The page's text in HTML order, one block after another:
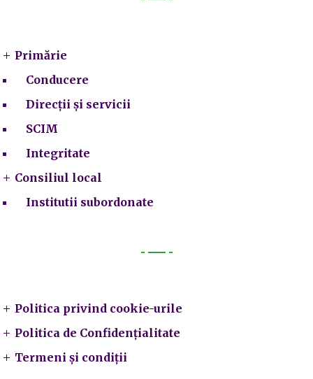
Primărie
Conducere
Direcții și servicii
SCIM
Integritate
Consiliul local
Institutii subordonate
Politica privind cookie-urile
Politica de Confidențialitate
Termeni și condiții